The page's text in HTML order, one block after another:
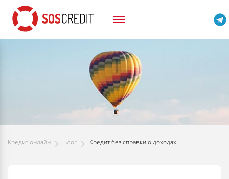
Кредит онлайн Блог Кредит без справки о доходах